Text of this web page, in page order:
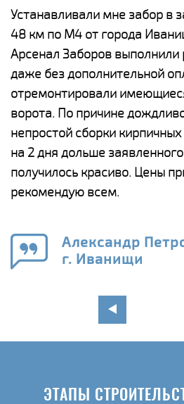
Устанавливали мне забор в
48 км по М4 от города
Арсенал Заборов выполнили
даже без дополнительной
отремонтировали
ворота. По причине
непростой сборки
на 2 дня дольше
получилось красиво. Цены
рекомендую всем.
Александр
г. Иванищи
ЭТАПЫ